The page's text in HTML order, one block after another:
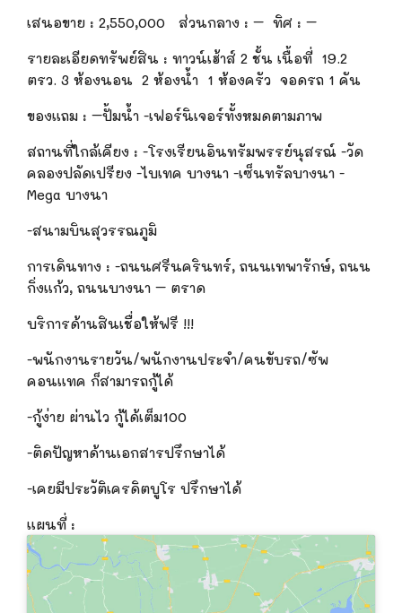
เสนอขาย : 2,550,000 ส่วนกลาง : – ทิศ : –
รายละเอียดทรัพย์สิน : ทาวน์เฮ้าส์ 2 ชั้น เนื้อที่ 19.2
ตรว. 3 ห้องนอน 2 ห้องน้ำ 1 ห้องครัว จอดรถ 1 คัน
ของแถม : –ปั้มน้ำ -เฟอร์นิเจอร์ทั้งหมดตามภาพ
สถานที่ใกล้เคียง : -โรงเรียนอินทรัมพรรย์นุสรณ์ -วัด
คลองปลัดเปรียง -ไบเทค บางนา -เซ็นทรัลบางนา -
Mega บางนา
-สนามบินสุวรรณภูมิ
การเดินทาง : -ถนนศรีนครินทร์, ถนนเทพารักษ์, ถนน
กิ่งแก้ว, ถนนบางนา – ตราด
บริการด้านสินเชื่อให้ฟรี !!!
-พนักงานรายวัน/พนักงานประจำ/คนขับรถ/ซัพ
คอนแทค ก็สามารถกู้ได้
-กู้ง่าย ผ่านไว กู้ได้เต็ม100
-ติดปัญหาด้านเอกสารปรึกษาได้
-เคยมีประวัติเครดิตบูโร ปรึกษาได้
แผนที่ :